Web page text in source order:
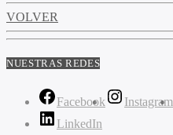
VOLVER
NUESTRAS REDES
Facebook Instagram
LinkedIn